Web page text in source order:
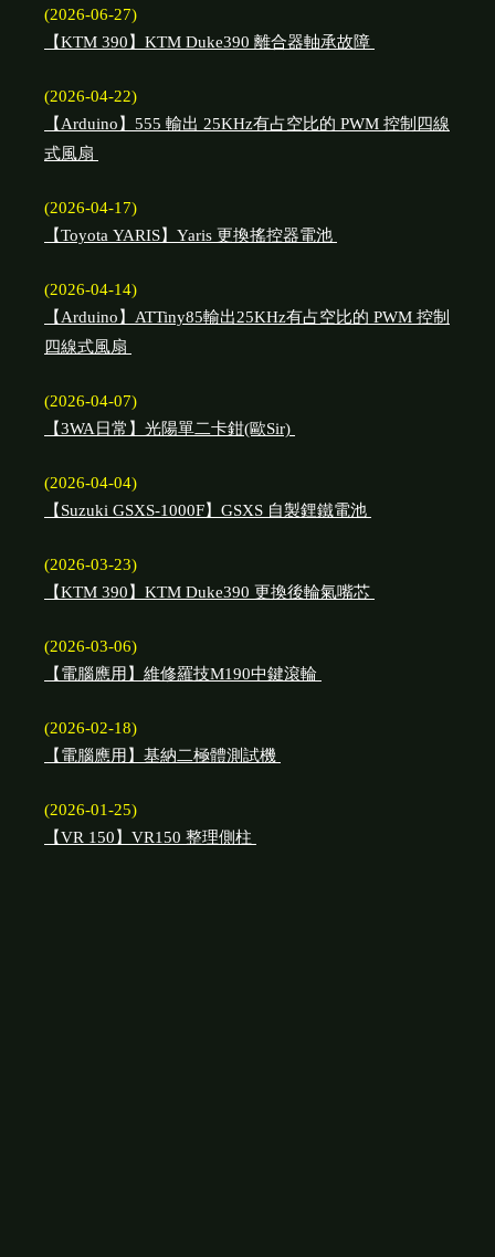
(2026-06-27)
【KTM 390】KTM Duke390 離合器軸承故障
(2026-04-22)
【Arduino】555 輸出 25KHz有占空比的 PWM 控制四線
式風扇
(2026-04-17)
【Toyota YARIS】Yaris 更換搖控器電池
(2026-04-14)
【Arduino】ATTiny85輸出25KHz有占空比的 PWM 控制
四線式風扇
(2026-04-07)
【3WA日常】光陽單二卡鉗(歐Sir)
(2026-04-04)
【Suzuki GSXS-1000F】GSXS 自製鋰鐵電池
(2026-03-23)
【KTM 390】KTM Duke390 更換後輪氣嘴芯
(2026-03-06)
【電腦應用】維修羅技M190中鍵滾輪
(2026-02-18)
【電腦應用】基納二極體測試機
(2026-01-25)
【VR 150】VR150 整理側柱